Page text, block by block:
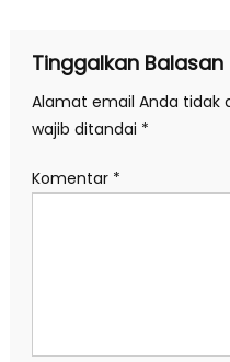
Tinggalkan Balasan
Alamat email Anda tidak
wajib ditandai *
Komentar *